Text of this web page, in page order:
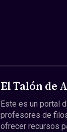
El Talón de
Este es un portal
profesores de
ofrecer recursos